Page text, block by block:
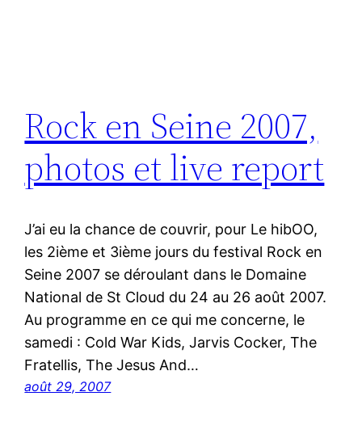
Rock en Seine 2007,
photos et live report
J’ai eu la chance de couvrir, pour Le hibOO,
les 2ième et 3ième jours du festival Rock en
Seine 2007 se déroulant dans le Domaine
National de St Cloud du 24 au 26 août 2007.
Au programme en ce qui me concerne, le
samedi : Cold War Kids, Jarvis Cocker, The
Fratellis, The Jesus And…
août 29, 2007